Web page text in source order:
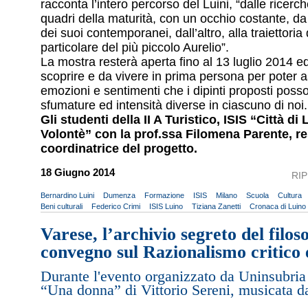
racconta l’intero percorso del Luini, “dalle
quadri della maturità, con un occhio costante,
dei suoi contemporanei, dall’altro, alla traiettoria
particolare del più piccolo Aurelio”.
La mostra resterà aperta fino al 13 luglio 2014
scoprire e da vivere in prima persona per poter
emozioni e sentimenti che i dipinti proposti
sfumature ed intensità diverse in ciascuno di noi.
Gli studenti della II A Turistico, ISIS “Città di
Volontè” con la prof.ssa Filomena Parente,
coordinatrice del progetto.
18 Giugno 2014
Bernardino Luini Dumenza Formazione ISIS Milano Scuola
Cultura
Beni culturali
Federico Crimi ISIS Luino Tiziana Zanetti Cronaca di Luino
Varese, l’archivio segreto del
convegno sul Razionalismo critico
Durante l'evento organizzato da
“Una donna” di Vittorio Sereni, musicata